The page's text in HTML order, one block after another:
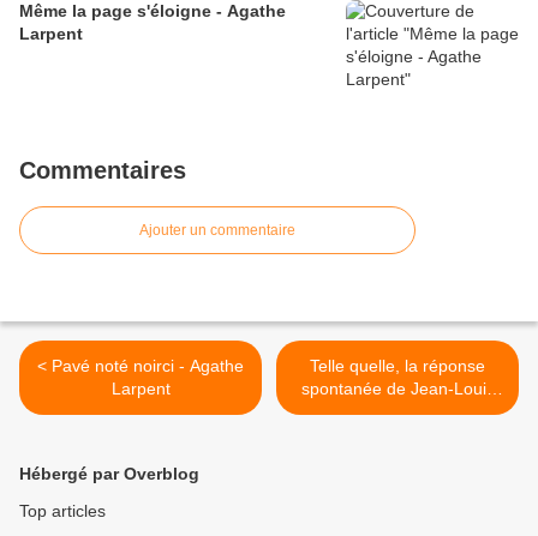
Même la page s'éloigne - Agathe
Larpent
Commentaires
Ajouter un commentaire
< Pavé noté noirci - Agathe
Larpent
Telle quelle, la réponse
spontanée de Jean-Louis
aux photos des sculptures
Hébergé par Overblog
Top articles